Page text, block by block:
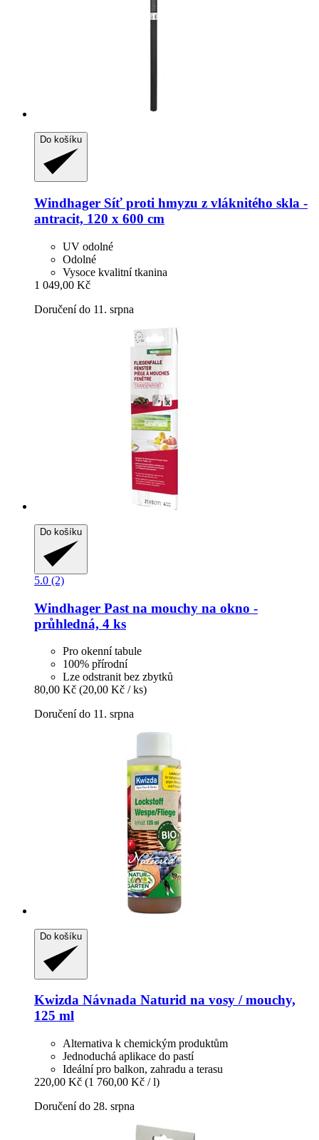
Do košíku
Windhager Síť proti hmyzu z vláknitého skla -​
antracit, 120 x 600 cm
UV odolné
Odolné
Vysoce kvalitní tkanina
1 049,00 Kč
Doručení do 11. srpna
Do košíku
5.0 (2)
Windhager Past na mouchy na okno -​
průhledná, 4 ks
Pro okenní tabule
100% přírodní
Lze odstranit bez zbytků
80,00 Kč (20,00 Kč / ks)
Doručení do 11. srpna
Do košíku
Kwizda Návnada Naturid na vosy / mouchy,
125 ml
Alternativa k chemickým produktům
Jednoduchá aplikace do pastí
Ideální pro balkon, zahradu a terasu
220,00 Kč (1 760,00 Kč / l)
Doručení do 28. srpna